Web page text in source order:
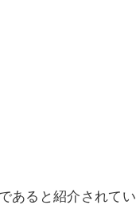
あると紹介されてい